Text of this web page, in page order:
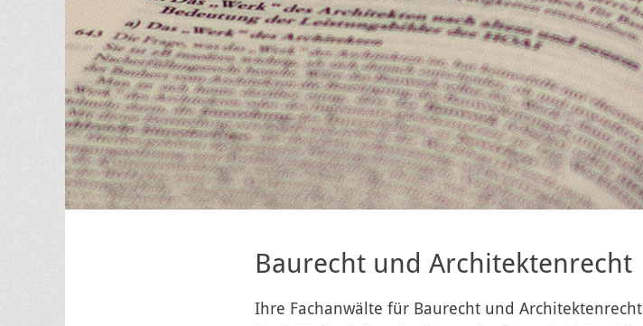
Baurecht und Architektenrecht
Ihre Fachanwälte für Baurecht und Architektenrecht